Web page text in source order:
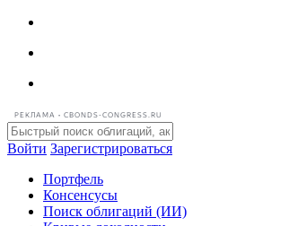
РЕКЛАМА • CBONDS-CONGRESS.RU
Войти Зарегистрироваться